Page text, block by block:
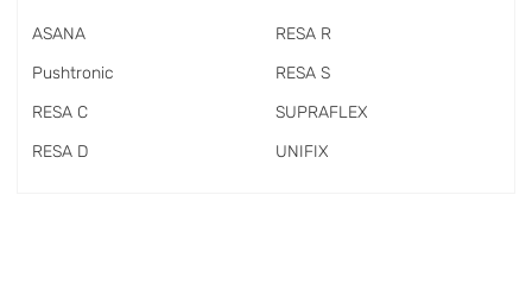
ASANA
Pushtronic
RESA C
RESA D
RESA R
RESA S
SUPRAFLEX
UNIFIX